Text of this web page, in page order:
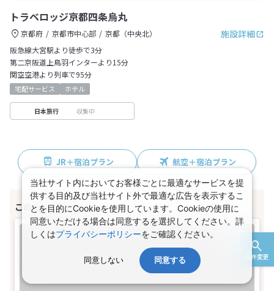
条件変更
トラベロッジ京都四条烏丸
施設詳細
京都府 京都市中心部
京都（中央北）
阪急線大宮駅より徒歩で3分
第二京阪道上鳥羽インターより15分
関空空港より列車で95分
宅配サービス ホテル
日本旅行 収集中
JR＋宿泊プラン 航空＋宿泊プラン
当社サイト内においてお客様ごとに最適なサービスを提
供する目的及び当社サイト外で最適な広告を表示するこ
とを目的にCookieを使用しています。Cookieの使用に
同意いただける場合は同意するを選択してください。詳
しくはプライバシーポリシーをご確認ください。
同意しない 同意する